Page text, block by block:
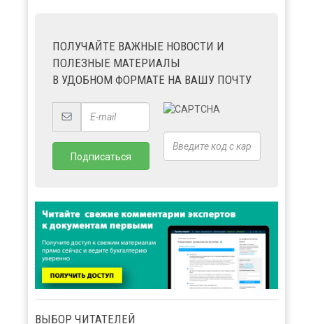
ПОЛУЧАЙТЕ ВАЖНЫЕ НОВОСТИ И
ПОЛЕЗНЫЕ МАТЕРИАЛЫ
В УДОБНОМ ФОРМАТЕ НА ВАШУ ПОЧТУ
ВЫБОР ЧИТАТЕЛЕЙ